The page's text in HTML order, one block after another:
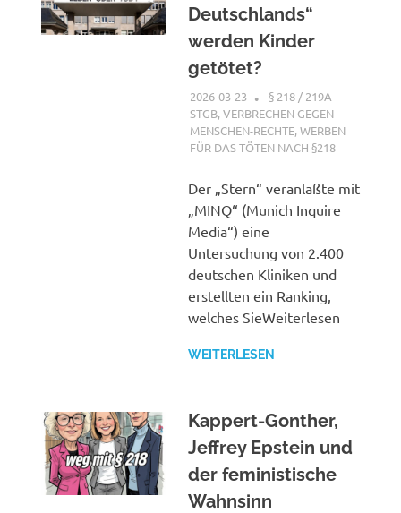
Deutschlands“
werden Kinder
getötet?
2026-03-23 XX
§ 218 / 219A
STGB,VERBRECHEN GEGEN
MENSCHEN-RECHTE,WERBEN
FÜR DAS TÖTEN NACH §218
Der „Stern“ veranlaßte mit
„MINQ“ (Munich Inquire
Media“) eine
Untersuchung von 2.400
deutschen Kliniken und
erstellten ein Ranking,
welches SieWeiterlesen
WEITERLESEN
Kappert-Gonther,
Jeffrey Epstein und
der feministische
Wahnsinn